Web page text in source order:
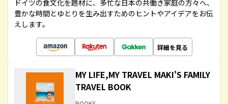
ドイツの食文化を題材に、多忙な日本の共働き家庭の方々へ、
豊かな時間とゆとりを生み出すためのヒントやアイデアをお伝
えします。
詳細を見る
MY LIFE,MY TRAVEL MAKI'S FAMILY
TRAVEL BOOK